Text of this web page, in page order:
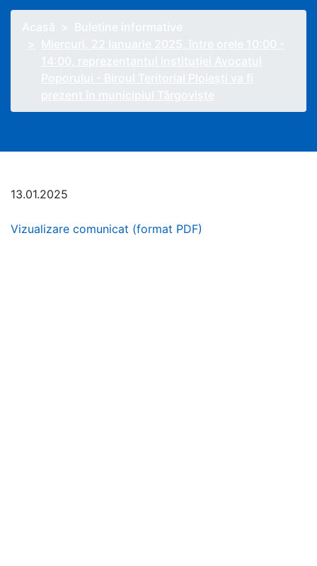
13.01.2025
Vizualizare comunicat (format PDF)